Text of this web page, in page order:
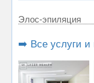
Элос-эпиляция
➡️ Все услуги и